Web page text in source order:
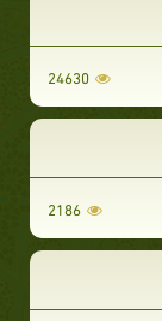
24630
2186